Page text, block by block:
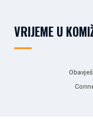
VRIJEME U